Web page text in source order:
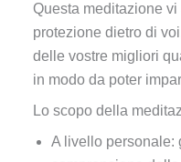
Questa meditazione
protezione dietro di
delle vostre migliori
in modo da poter
Lo scopo della
A livello personale: